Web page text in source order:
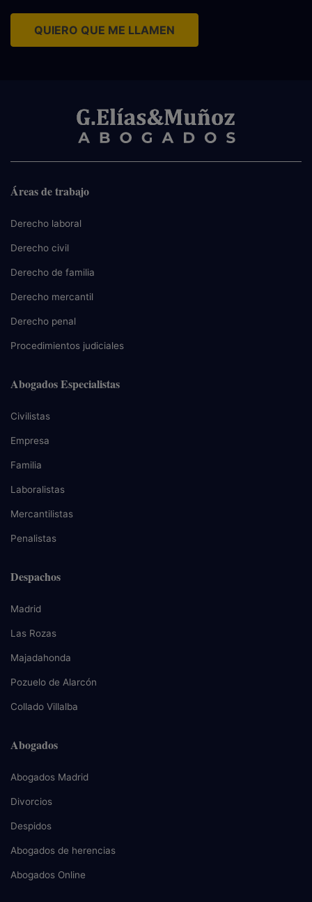
QUIERO QUE ME LLAMEN
Áreas de trabajo
Derecho laboral
Derecho civil
Derecho de familia
Derecho mercantil
Derecho penal
Procedimientos judiciales
Abogados Especialistas
Civilistas
Empresa
Familia
Laboralistas
Mercantilistas
Penalistas
Despachos
Madrid
Las Rozas
Majadahonda
Pozuelo de Alarcón
Collado Villalba
Abogados
Abogados Madrid
Divorcios
Despidos
Abogados de herencias
Abogados Online